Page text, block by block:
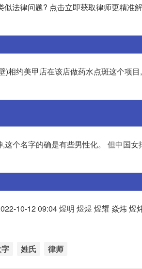
法律问题? 点击立即获取律师更精准
相约美甲店在该店做药水点斑这个项
个名字的确是有些男性化。 但中国
10-12 09:04 煜明 煜煜 煜耀 焱炜 煜
姓氏 律师